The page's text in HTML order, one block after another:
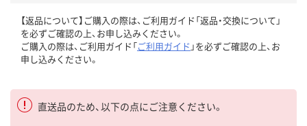
【返品について】ご購入の際は、ご利用ガイド「返品・交換について」
を必ずご確認の上、お申し込みください。
ご購入の際は、ご利用ガイド「ご利用ガイド 」を必ずご確認の上、お
申し込みください。
直送品のため、以下の点にご注意ください。